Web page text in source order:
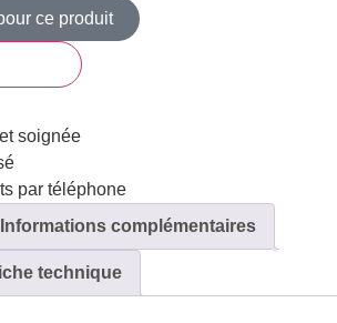
ce produit
soignée
par téléphone
Informations complémentaires
technique